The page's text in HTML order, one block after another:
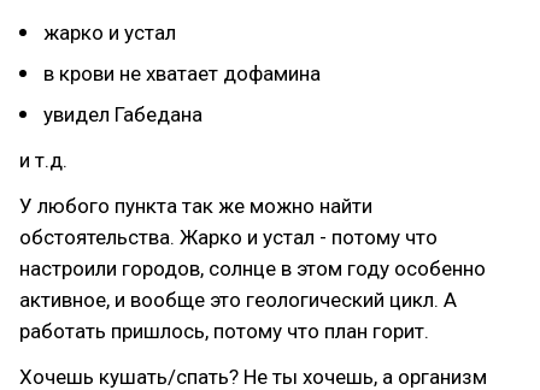
жарко и устал
в крови не хватает дофамина
увидел Габедана
и т.д.
У любого пункта так же можно найти
обстоятельства. Жарко и устал - потому что
настроили городов, солнце в этом году особенно
активное, и вообще это геологический цикл. А
работать пришлось, потому что план горит.
Хочешь кушать/спать? Не ты хочешь, а организм